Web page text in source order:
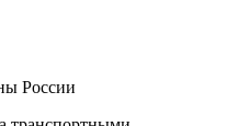
России